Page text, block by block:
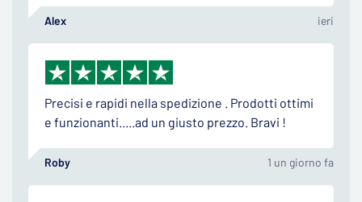
Alex ieri
Precisi e rapidi nella spedizione . Prodotti ottimi
e funzionanti.....ad un giusto prezzo. Bravi !
Roby 1 un giorno fa